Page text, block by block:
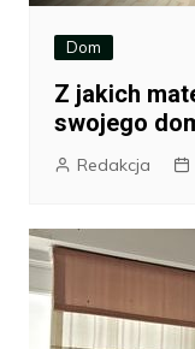
Dom
Z jakich
swojego
Redakcja